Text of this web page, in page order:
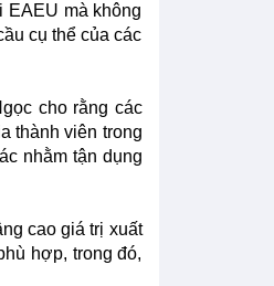
EAEU mà không
cụ thể của các
cho rằng các
thành viên trong
nhằm tận dụng
cao giá trị xuất
hợp, trong đó,